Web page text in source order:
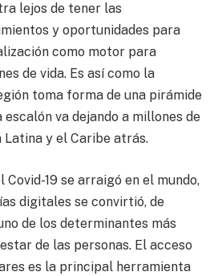
lejos de tener las
y oportunidades para
como motor para
de vida. Es así como la
toma forma de una pirámide
va dejando a millones de
Latina y el Caribe atrás.
Covid-19 se arraigó en el mundo,
digitales se convirtió, de
de los determinantes más
de las personas. El acceso
es la principal herramienta